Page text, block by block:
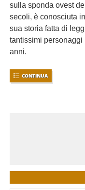
sulla sponda ovest
secoli, è conosciuta
sua storia fatta di
tantissimi
anni.
CONTINUA